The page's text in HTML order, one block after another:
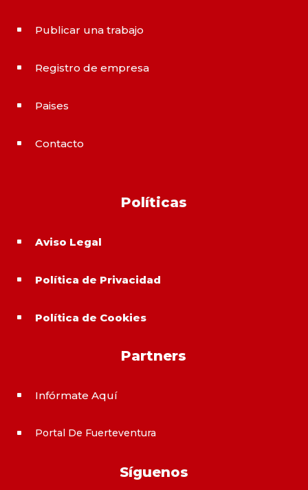
^ Publicar una trabajo
^ Registro de empresa
^ Paises
^ Contacto
Políticas
^ Aviso Legal
^ Política de Privacidad
^ Política de Cookies
Partners
^ Infórmate Aquí
^ Portal De Fuerteventura
Síguenos